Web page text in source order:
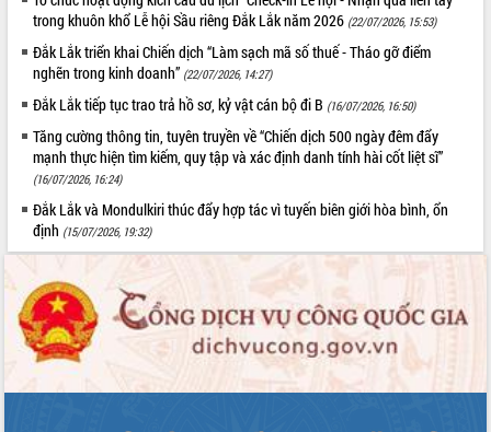
trong khuôn khổ Lễ hội Sầu riêng Đắk Lắk năm 2026 (22/07/2026, 15:53)
Đắk Lắk triển khai Chiến dịch “Làm sạch mã số thuế - Tháo gỡ điểm
nghẽn trong kinh doanh” (22/07/2026, 14:27)
Đắk Lắk tiếp tục trao trả hồ sơ, kỷ vật cán bộ đi B (16/07/2026, 16:50)
Tăng cường thông tin, tuyên truyền về “Chiến dịch 500 ngày đêm đẩy
mạnh thực hiện tìm kiếm, quy tập và xác định danh tính hài cốt liệt sĩ”
(16/07/2026, 16:24)
Đắk Lắk và Mondulkiri thúc đẩy hợp tác vì tuyến biên giới hòa bình, ổn
định (15/07/2026, 19:32)